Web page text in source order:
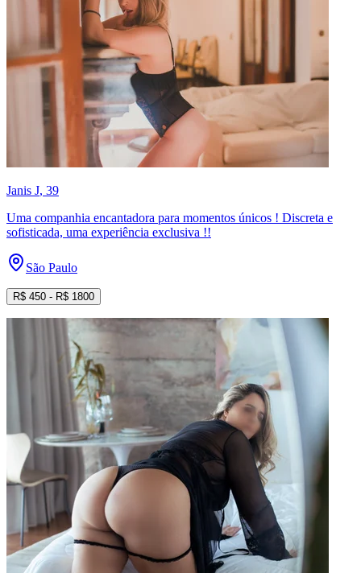
Janis J, 39
Uma companhia encantadora para momentos únicos ! Discreta e
sofisticada, uma experiência exclusiva !!
São Paulo
R$ 450 - R$ 1800